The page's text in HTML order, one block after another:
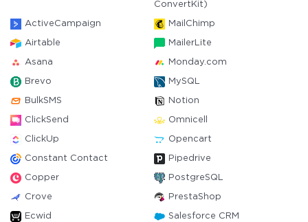
ConvertKit)
ActiveCampaign MailChimp
Airtable MailerLite
Asana Monday.com
Brevo MySQL
BulkSMS Notion
ClickSend Omnicell
ClickUp Opencart
Constant Contact Pipedrive
Copper PostgreSQL
Crove PrestaShop
Ecwid Salesforce CRM